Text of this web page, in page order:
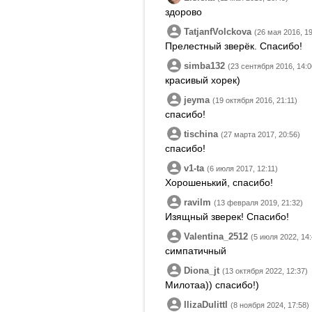
здорово
TatjanfVolckova (26 мая 2016,
Прелестный зверёк. Спасибо!
simba132 (23 сентября 2016,
красивый хорек)
jeyma (19 октября 2016, 21:11)
спасибо!
tischina (27 марта 2017, 20:56)
спасибо!
v1-ta (6 июля 2017, 12:11)
Хорошенький, спасибо!
ravilm (13 февраля 2019, 21:32)
Изящный зверек! Спасибо!
Valentina_2512 (5 июля 2022,
симпатичный
Diona_jt (13 октября 2022, 12:37)
Милотаа)) спасибо!)
IlizaDulittl (8 ноября 2024, 17:58)